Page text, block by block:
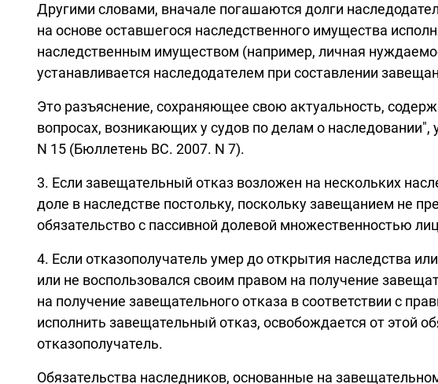
Другими словами, вначале погашаются долги
на основе оставшегося наследственного имущества
наследственным имуществом (например, личная
устанавливается наследодателем при составлении
Это разъяснение, сохраняющее свою актуальность,
вопросах, возникающих у судов по делам о
N 15 (Бюллетень ВС. 2007. N 7).
3. Если завещательный отказ возложен на нескольких
доле в наследстве постольку, поскольку завещанием не
обязательство с пассивной долевой множественностью
4. Если отказополучатель умер до открытия наследства
или не воспользовался своим правом на получение
на получение завещательного отказа в соответствии с
исполнить завещательный отказ, освобождается от этой
отказополучатель.
Обязательства наследников, основанные на